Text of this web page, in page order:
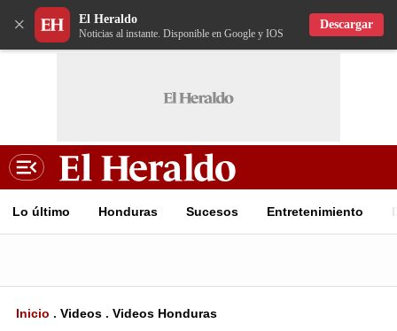
× El Heraldo
Noticias al instante. Disponible en Google y IOS
Descargar
Lo último Honduras Sucesos Entretenimiento
Inicio . Videos . Videos Honduras